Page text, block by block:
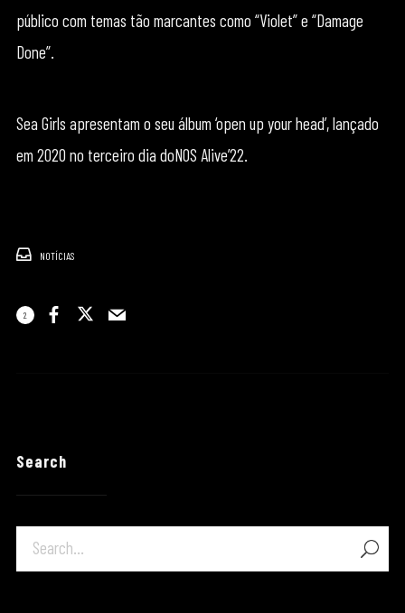
público com temas tão marcantes como “Violet” e “Damage
Done”.
Sea Girls apresentam o seu álbum ‘open up your head’, lançado
em 2020 no terceiro dia doNOS Alive’22.
NOTÍCIAS
2
Search